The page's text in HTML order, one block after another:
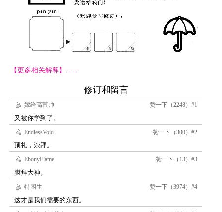
【更多相关解释】......